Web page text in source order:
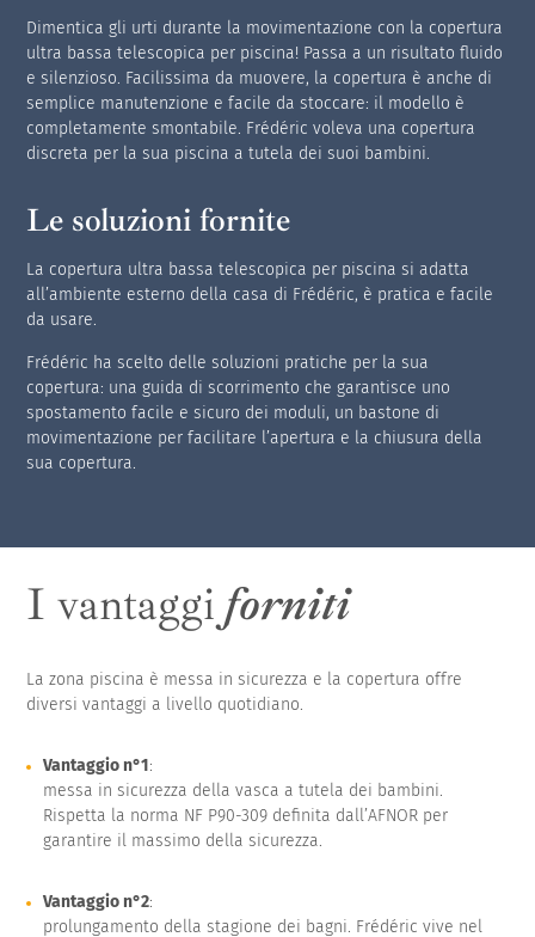
Dimentica gli urti durante la movimentazione con la copertura
ultra bassa telescopica per piscina! Passa a un risultato fluido
e silenzioso. Facilissima da muovere, la copertura è anche di
semplice manutenzione e facile da stoccare: il modello è
completamente smontabile. Frédéric voleva una copertura
discreta per la sua piscina a tutela dei suoi bambini.
Le soluzioni fornite
La copertura ultra bassa telescopica per piscina si adatta
all’ambiente esterno della casa di Frédéric, è pratica e facile
da usare.
Frédéric ha scelto delle soluzioni pratiche per la sua
copertura: una guida di scorrimento che garantisce uno
spostamento facile e sicuro dei moduli, un bastone di
movimentazione per facilitare l’apertura e la chiusura della
sua copertura.
I vantaggi forniti
La zona piscina è messa in sicurezza e la copertura offre
diversi vantaggi a livello quotidiano.
Vantaggio n°1:
messa in sicurezza della vasca a tutela dei bambini.
Rispetta la norma NF P90-309 definita dall’AFNOR per
garantire il massimo della sicurezza.
Vantaggio n°2:
prolungamento della stagione dei bagni. Frédéric vive nel